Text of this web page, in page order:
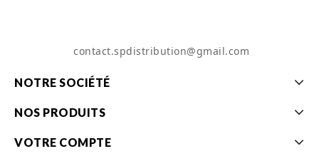
contact.spdistribution@gmail.com
NOTRE SOCIÉTÉ
NOS PRODUITS
VOTRE COMPTE